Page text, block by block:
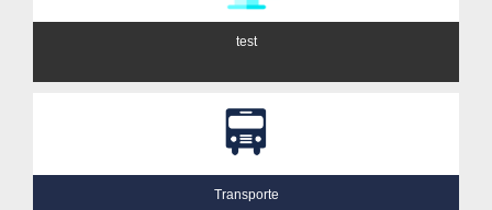
test
Transporte